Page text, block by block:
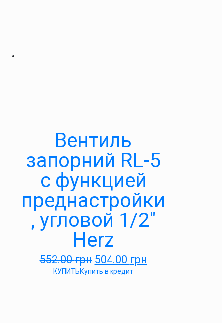
Вентиль
запорний RL-5
c функцией
преднастройки
, угловой 1/2″
Herz
552.00грн 504.00 грн
КУПИТЬКупить в кредит